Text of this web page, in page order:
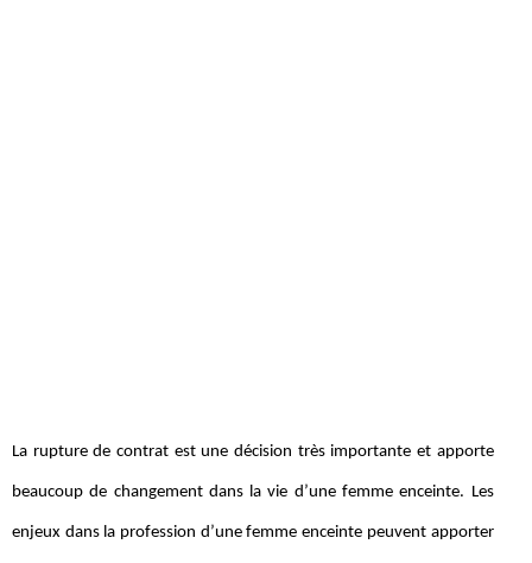
La rupture de contrat est une décision très importante et apporte
beaucoup de changement dans la vie d’une femme enceinte. Les
enjeux dans la profession d’une femme enceinte peuvent apporter